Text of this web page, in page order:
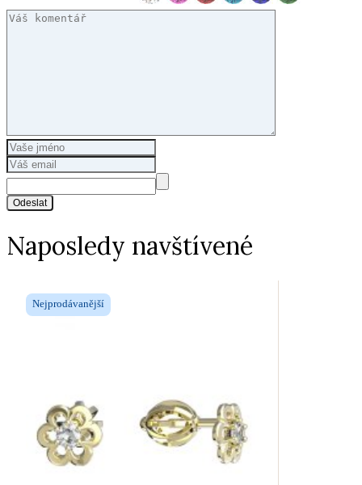
Odeslat
Naposledy navštívené
Nejprodávanější